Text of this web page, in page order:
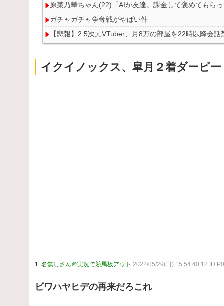
原菜乃華ちゃん(22)「AIが友達。課金して褒めてもらっ
ガチャガチャ争奪戦がやばい件
【悲報】2.5次元VTuber、月8万の部屋を22時以降会
イクイノックス、皐月２着ダービー
1: 名無しさん＠実況で競馬板アウト 2022/05/29(日) 15:54:40.12
ビワハヤヒデの再来だろこれ